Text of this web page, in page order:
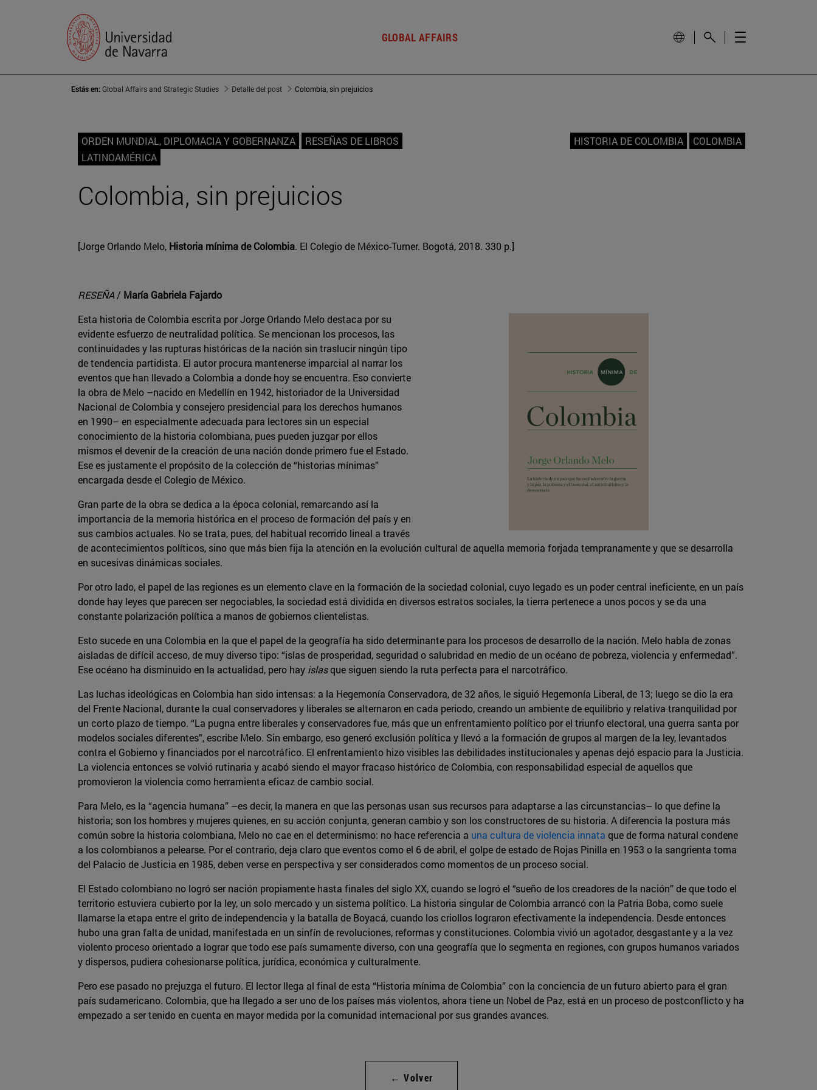
GLOBAL AFFAIRS
Estás en:Global Affairs and Strategic Studies Detalle del post Colombia, sin prejuicios
ORDEN MUNDIAL, DIPLOMACIA Y GOBERNANZA
RESEÑAS DE LIBROS
LATINOAMÉRICA
HISTORIA DE COLOMBIA COLOMBIA
Colombia, sin prejuicios
[Jorge Orlando Melo, Historia mínima de Colombia. El Colegio de México-Turner. Bogotá, 2018. 330 p.]
RESEÑA / María Gabriela Fajardo
Esta historia de Colombia escrita por Jorge Orlando Melo destaca por su
evidente esfuerzo de neutralidad política. Se mencionan los procesos, las
continuidades y las rupturas históricas de la nación sin traslucir ningún tipo
de tendencia partidista. El autor procura mantenerse imparcial al narrar los
eventos que han llevado a Colombia a donde hoy se encuentra. Eso convierte
la obra de Melo –nacido en Medellín en 1942, historiador de la Universidad
Nacional de Colombia y consejero presidencial para los derechos humanos
en 1990– en especialmente adecuada para lectores sin un especial
conocimiento de la historia colombiana, pues pueden juzgar por ellos
mismos el devenir de la creación de una nación donde primero fue el Estado.
Ese es justamente el propósito de la colección de “historias mínimas”
encargada desde el Colegio de México.
Gran parte de la obra se dedica a la época colonial, remarcando así la
importancia de la memoria histórica en el proceso de formación del país y en
sus cambios actuales. No se trata, pues, del habitual recorrido lineal a través
de acontecimientos políticos, sino que más bien fija la atención en la evolución cultural de aquella memoria forjada tempranamente y que se desarrolla
en sucesivas dinámicas sociales.
Por otro lado, el papel de las regiones es un elemento clave en la formación de la sociedad colonial, cuyo legado es un poder central ineficiente, en un país
donde hay leyes que parecen ser negociables, la sociedad está dividida en diversos estratos sociales, la tierra pertenece a unos pocos y se da una
constante polarización política a manos de gobiernos clientelistas.
Esto sucede en una Colombia en la que el papel de la geografía ha sido determinante para los procesos de desarrollo de la nación. Melo habla de zonas
aisladas de difícil acceso, de muy diverso tipo: “islas de prosperidad, seguridad o salubridad en medio de un océano de pobreza, violencia y enfermedad”.
Ese océano ha disminuido en la actualidad, pero hay islasque siguen siendo la ruta perfecta para el narcotráfico.
Las luchas ideológicas en Colombia han sido intensas: a la Hegemonía Conservadora, de 32 años, le siguió Hegemonía Liberal, de 13; luego se dio la era
del Frente Nacional, durante la cual conservadores y liberales se alternaron en cada periodo, creando un ambiente de equilibrio y relativa tranquilidad por
un corto plazo de tiempo. “La pugna entre liberales y conservadores fue, más que un enfrentamiento político por el triunfo electoral, una guerra santa por
modelos sociales diferentes”, escribe Melo. Sin embargo, eso generó exclusión política y llevó a la formación de grupos al margen de la ley, levantados
contra el Gobierno y financiados por el narcotráfico. El enfrentamiento hizo visibles las debilidades institucionales y apenas dejó espacio para la Justicia.
La violencia entonces se volvió rutinaria y acabó siendo el mayor fracaso histórico de Colombia, con responsabilidad especial de aquellos que
promovieron la violencia como herramienta eficaz de cambio social.
Para Melo, es la “agencia humana” –es decir, la manera en que las personas usan sus recursos para adaptarse a las circunstancias­– lo que define la
historia; son los hombres y mujeres quienes, en su acción conjunta, generan cambio y son los constructores de su historia. A diferencia la postura más
común sobre la historia colombiana, Melo no cae en el determinismo: no hace referencia a una cultura de violencia innata que de forma natural condene
a los colombianos a pelearse. Por el contrario, deja claro que eventos como el 6 de abril, el golpe de estado de Rojas Pinilla en 1953 o la sangrienta toma
del Palacio de Justicia en 1985, deben verse en perspectiva y ser considerados como momentos de un proceso social.
El Estado colombiano no logró ser nación propiamente hasta finales del siglo XX, cuando se logró el “sueño de los creadores de la nación” de que todo el
territorio estuviera cubierto por la ley, un solo mercado y un sistema político. La historia singular de Colombia arrancó con la Patria Boba, como suele
llamarse la etapa entre el grito de independencia y la batalla de Boyacá, cuando los criollos lograron efectivamente la independencia. Desde entonces
hubo una gran falta de unidad, manifestada en un sinfín de revoluciones, reformas y constituciones. Colombia vivió un agotador, desgastante y a la vez
violento proceso orientado a lograr que todo ese país sumamente diverso, con una geografía que lo segmenta en regiones, con grupos humanos variados
y dispersos, pudiera cohesionarse política, jurídica, económica y culturalmente.
Pero ese pasado no prejuzga el futuro. El lector llega al final de esta “Historia mínima de Colombia” con la conciencia de un futuro abierto para el gran
país sudamericano. Colombia, que ha llegado a ser uno de los países más violentos, ahora tiene un Nobel de Paz, está en un proceso de postconflicto y ha
empezado a ser tenido en cuenta en mayor medida por la comunidad internacional por sus grandes avances.
← Volver